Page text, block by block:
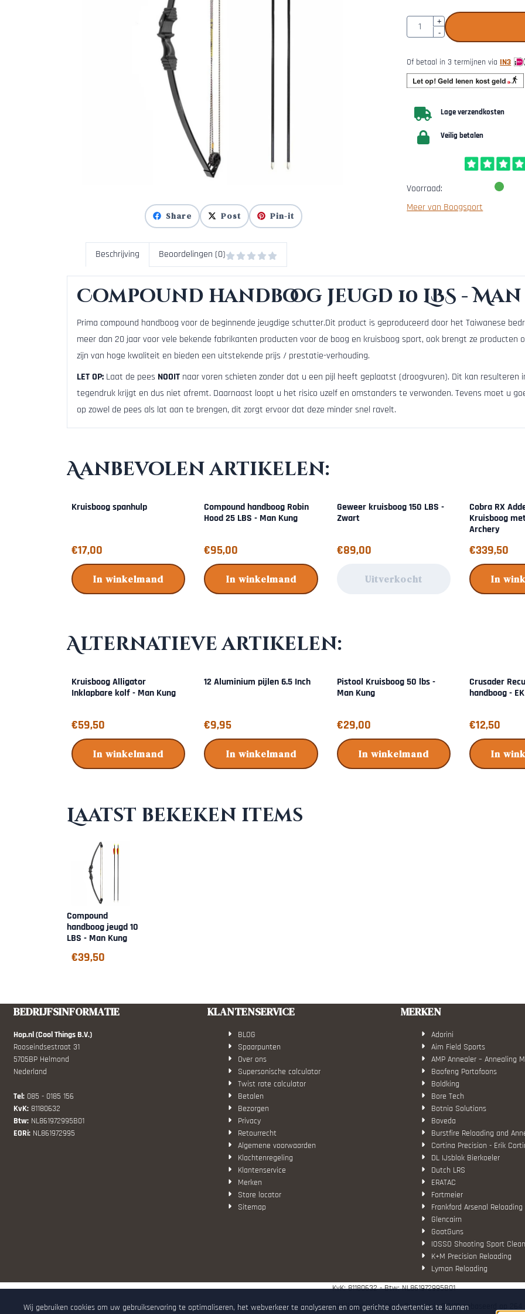
Share Post Pin-it
Aantal
+
-
Of betaal in 3 termijnen via IN3
Lage verzendkosten
Veilig betalen
Voorraad:
Meer van Boogsport
Beschrijving Beoordelingen (0)
Compound handboog jeugd 10 LBS -
Prima compound handboog voor de beginnende jeugdige schutter.Dit product is geproduceerd door het Taiwanese
meer dan 20 jaar voor vele bekende fabrikanten producten voor de boog en kruisboog sport, ook brengt ze producten
zijn van hoge kwaliteit en bieden een uitstekende prijs / prestatie-verhouding.
LET OP:Laat de pees NOOIT naar voren schieten zonder dat u een pijl heeft geplaatst (droogvuren). Dit kan resulteren
tegendruk krijgt en dus niet afremt. Daarnaast loopt u het risico uzelf en omstanders te verwonden. Tevens moet u
op zowel de pees als lat aan te brengen, dit zorgt ervoor dat deze minder snel ravelt.
Aanbevolen artikelen:
Kruisboog spanhulp
Prijs: 17,00
€17,00
In winkelmand
Compound handboog Robin
Hood 25 LBS - Man Kung
Prijs: 95,00
€95,00
In winkelmand
Geweer kruisboog 150 LBS -
Zwart
Prijs: 89,00
€89,00
Uitverkocht
Cobra RX
Kruisboog
Archery
Prijs: 339,50
€339,50
In
Alternatieve artikelen:
Kruisboog Alligator
Inklapbare kolf - Man Kung
Prijs: 59,50
€59,50
In winkelmand
12 Aluminium pijlen 6.5 Inch
Prijs: 9,95
€9,95
In winkelmand
Pistool Kruisboog 50 lbs -
Man Kung
Prijs: 29,00
€29,00
In winkelmand
Crusader
handboog -
Prijs: 12,50
€12,50
In
Laatst bekeken items
Compound
handboog jeugd 10
LBS - Man Kung
€39,50
BEDRIJFSINFORMATIE
Hop.nl (Cool Things B.V.)
Rooseindsestraat 31
5705BP Helmond
Nederland
Tel: 085 - 0185 156
KvK: 81180632
Btw: NL861972995B01
EORi: NL861972995
KLANTENSERVICE
BLOG
Spaarpunten
Over ons
Supersonische calculator
Twist rate calculator
Betalen
Bezorgen
Privacy
Retourrecht
Algemene voorwaarden
Klachtenregeling
Klantenservice
Merken
Store locator
Sitemap
MERKEN
Adorini
Aim Field Sports
AMP Annealer – Annealing
Baofeng Portofoons
Boldking
Bore Tech
Botnia Solutions
Boveda
Burstfire Reloading and
Cortina Precision - Erik
DL IJsblok Bierkoeler
Dutch LRS
ERATAC
Fortmeier
Frankford Arsenal Reloading
Glencairn
GoatGuns
IOSSO Shooting Sport
K+M Precision Reloading
Lyman Reloading
March Scopes
RCBS
KvK: 81180632 - Btw: NL861972995B01
De waardering van www.hop.nl bijWebwinkelKeur Reviewsis 9.7/10 gebaseerd op 264
Wij gebruiken cookies om uw gebruikservaring te optimaliseren, het webverkeer te analyseren en om gerichte advertenties te kunnen